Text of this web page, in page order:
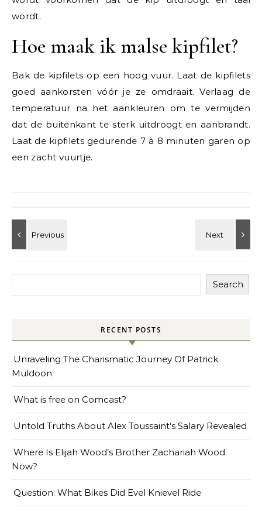
wordt.
Hoe maak ik malse kipfilet?
Bak de kipfilets op een hoog vuur. Laat de kipfilets
goed aankorsten vóór je ze omdraait. Verlaag de
temperatuur na het aankleuren om te vermijden
dat de buitenkant te sterk uitdroogt en aanbrandt.
Laat de kipfilets gedurende 7 à 8 minuten garen op
een zacht vuurtje.
Search
RECENT POSTS
Unraveling The Charismatic Journey Of Patrick
Muldoon
What is free on Comcast?
Untold Truths About Alex Toussaint’s Salary Revealed
Where Is Elijah Wood’s Brother Zachariah Wood
Now?
Question: What Bikes Did Evel Knievel Ride